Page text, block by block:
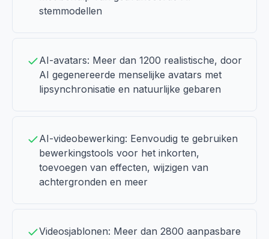
stemmodellen
AI-avatars: Meer dan 1200 realistische, door
AI gegenereerde menselijke avatars met
lipsynchronisatie en natuurlijke gebaren
AI-videobewerking: Eenvoudig te gebruiken
bewerkingstools voor het inkorten,
toevoegen van effecten, wijzigen van
achtergronden en meer
Videosjablonen: Meer dan 2800 aanpasbare